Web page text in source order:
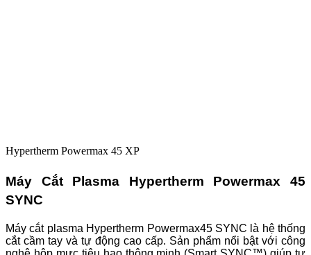
Hypertherm Powermax 45 XP
Máy Cắt Plasma Hypertherm Powermax 45
SYNC
Máy cắt plasma Hypertherm Powermax45 SYNC là hệ thống
cắt cầm tay và tự động cao cấp. Sản phẩm nổi bật với công